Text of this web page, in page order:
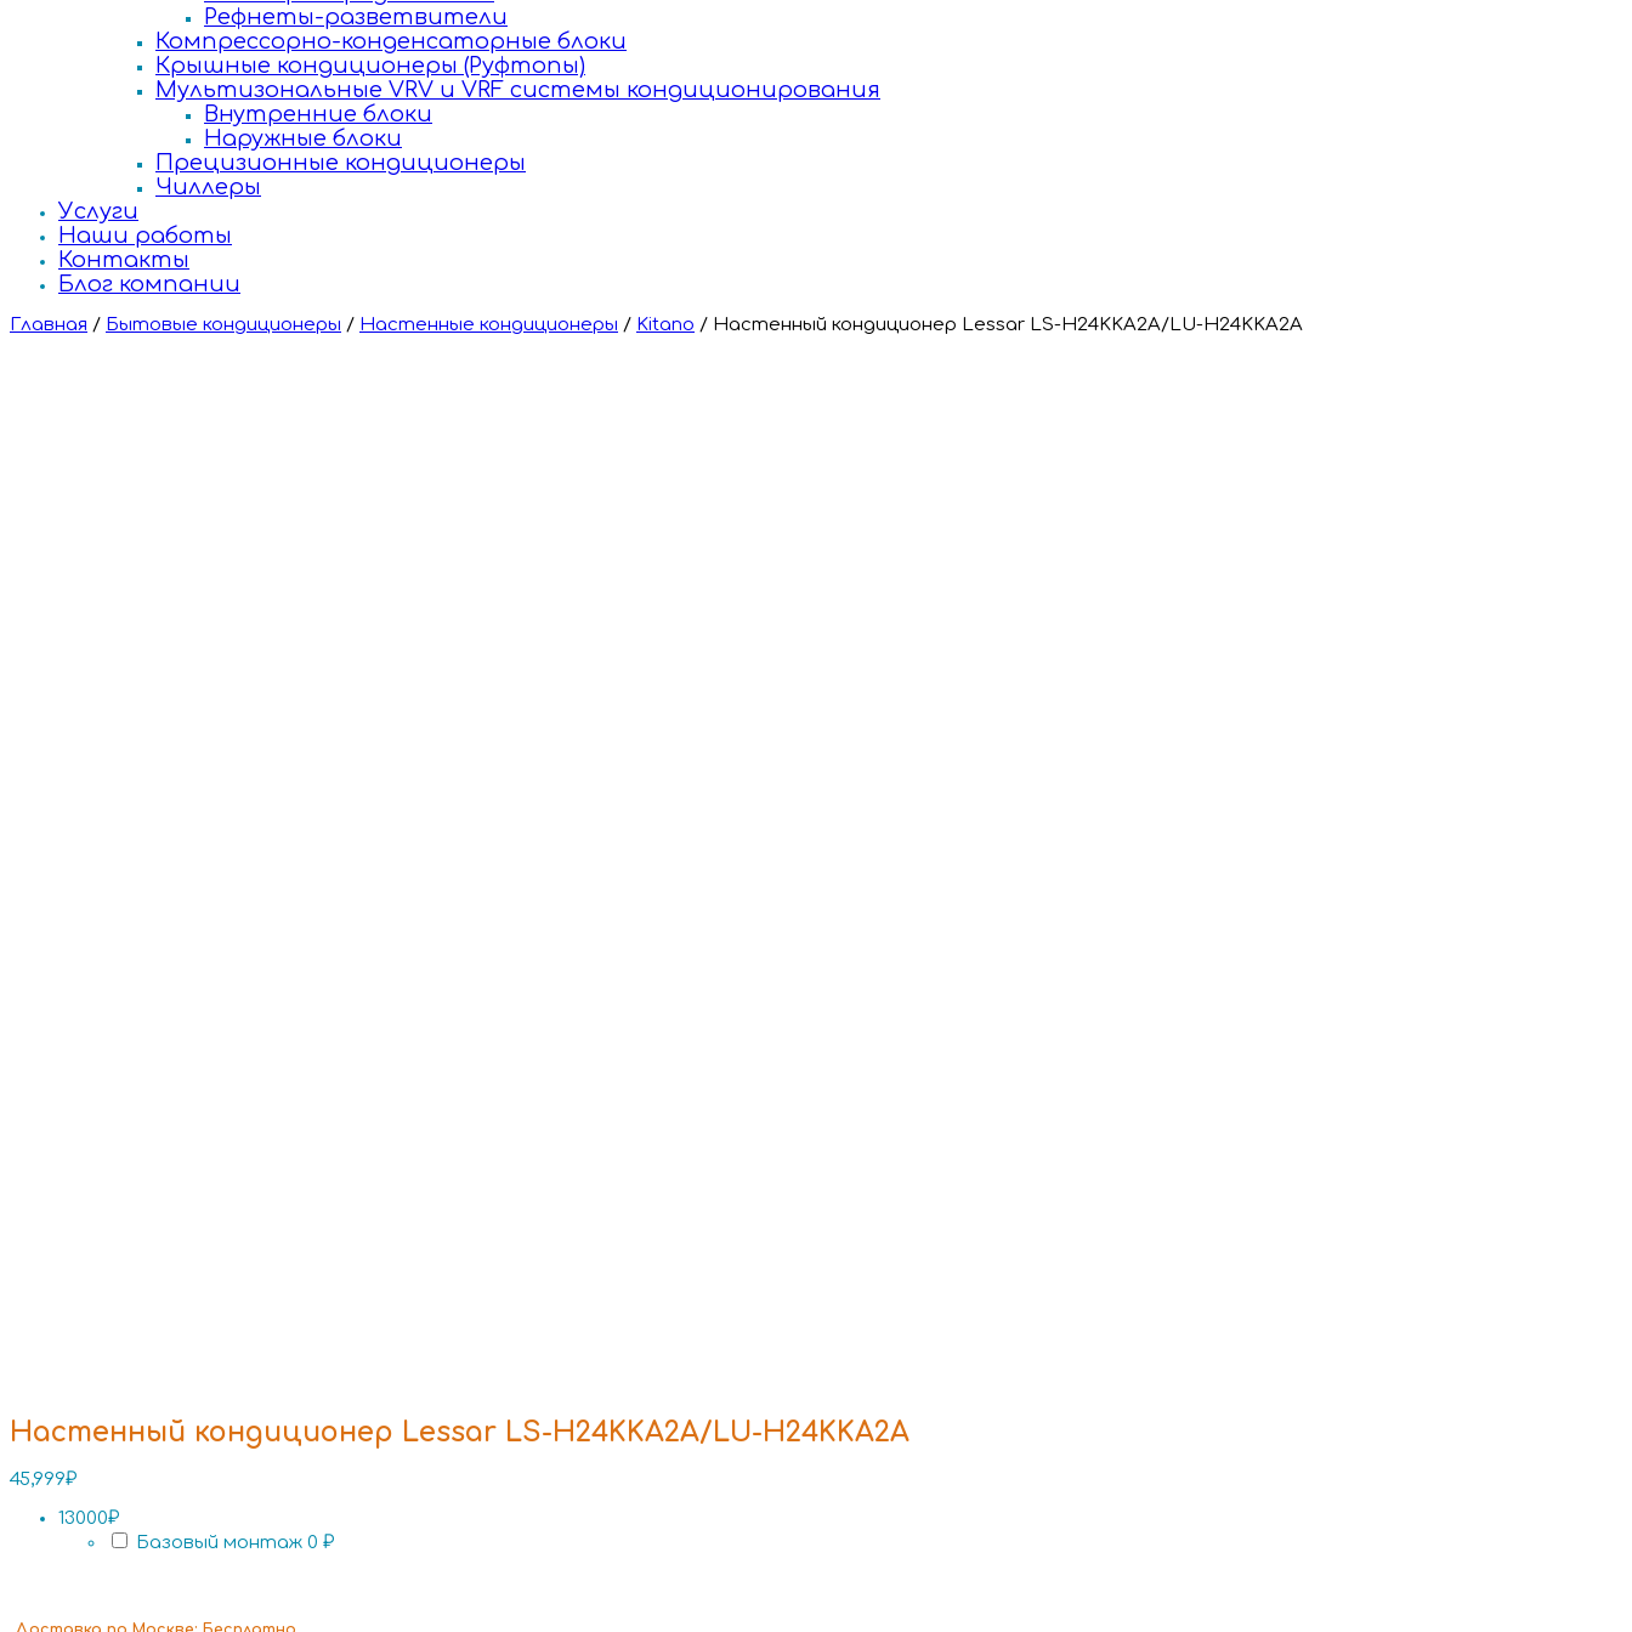
Рефнеты-разветвители
Компрессорно-конденсаторные блоки
Крышные кондиционеры (Руфтопы)
Мультизональные VRV и VRF системы кондиционирования
Внутренние блоки
Наружные блоки
Прецизионные кондиционеры
Чиллеры
Услуги
Наши работы
Контакты
Блог компании
Главная / Бытовые кондиционеры / Настенные кондиционеры / Kitano / Настенный кондиционер Lessar LS-H24KKA2A/LU-H24KKA2A
Настенный кондиционер Lessar LS-H24KKA2A/LU-H24KKA2A
45,999₽
13000₽
Базовый монтаж 0 ₽